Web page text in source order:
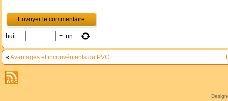
huit − = un
« Avantages et inconvénients du PVC